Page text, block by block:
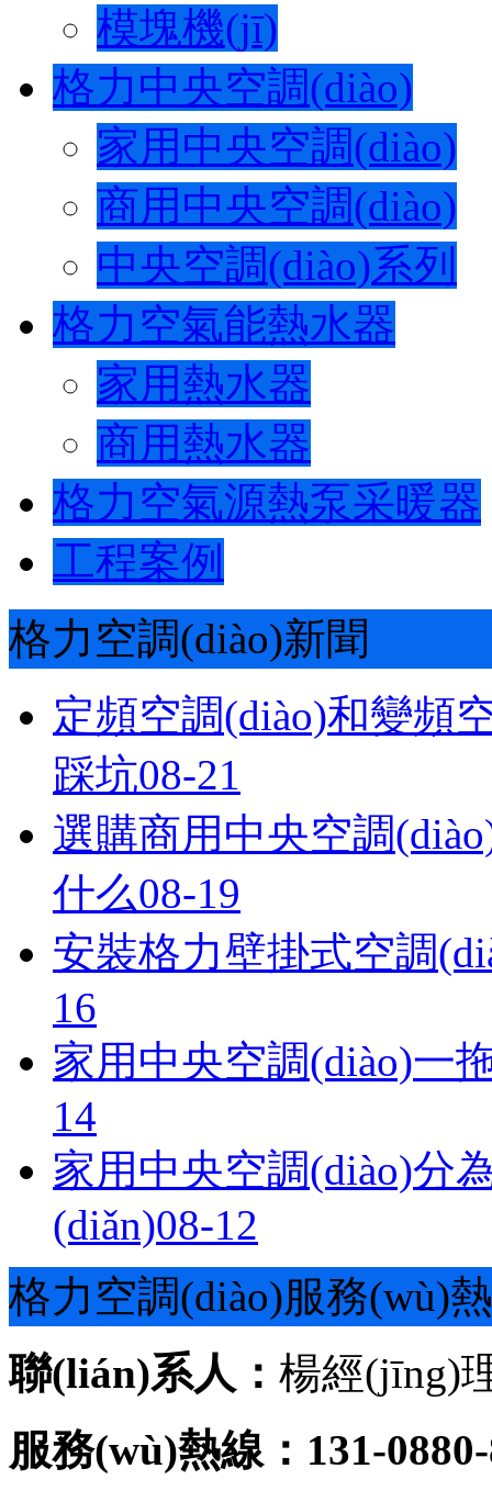
模塊機(jī)
格力中央空調(diào)
家用中央空調(diào)
商用中央空調(diào)
中央空調(diào)系列
格力空氣能熱水器
家用熱水器
商用熱水器
格力空氣源熱泵采暖器
工程案例
格力空調(diào)新聞
定頻空調(diào)和變頻
踩坑08-21
選購商用中央空調
什么08-19
安裝格力壁掛式空調
16
家用中央空調(diào)一
14
家用中央空調(diào)分
(diǎn)08-12
格力空調(diào)服務(wù)
聯(lián)系人： 楊經(jīng)
服務(wù)熱線：131-